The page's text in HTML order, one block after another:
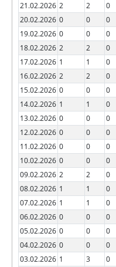
21.02.2026 2 2 0
20.02.2026 0 0 0
19.02.2026 0 0 0
18.02.2026 2 2 0
17.02.2026 1 1 0
16.02.2026 2 2 0
15.02.2026 0 0 0
14.02.2026 1 1 0
13.02.2026 0 0 0
12.02.2026 0 0 0
11.02.2026 0 0 0
10.02.2026 0 0 0
09.02.2026 2 2 0
08.02.2026 1 1 0
07.02.2026 1 1 0
06.02.2026 0 0 0
05.02.2026 0 0 0
04.02.2026 0 0 0
03.02.2026 1 3 0